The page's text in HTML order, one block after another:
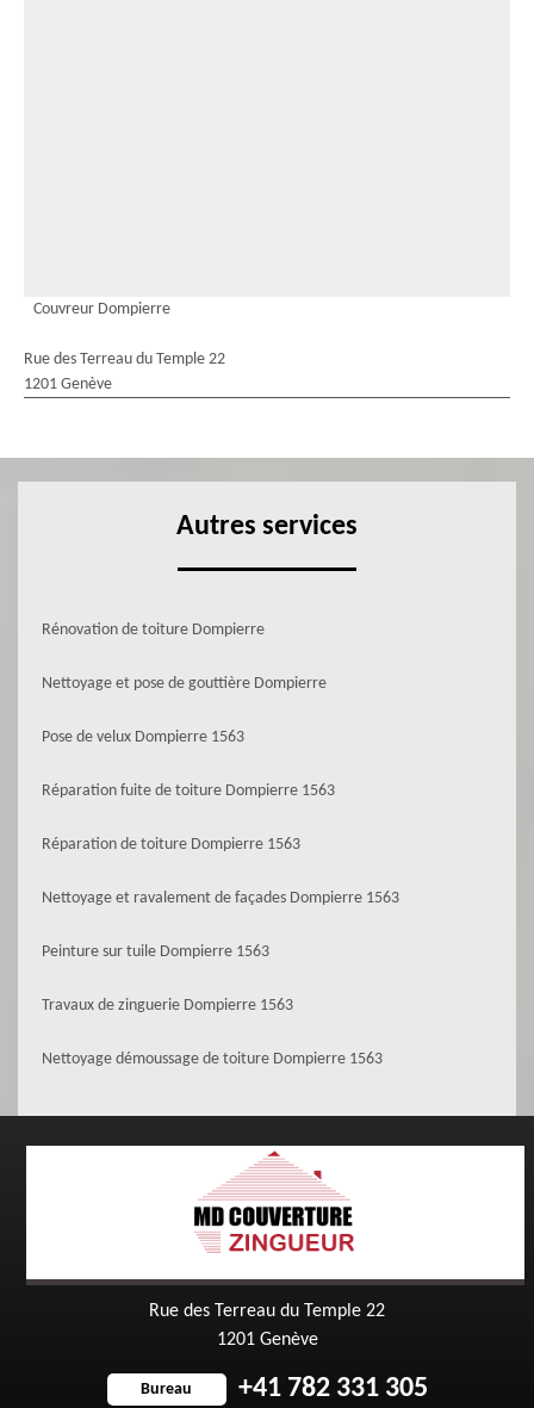
Couvreur Dompierre
Rue des Terreau du Temple 22
1201 Genève
Autres services
Rénovation de toiture Dompierre
Nettoyage et pose de gouttière Dompierre
Pose de velux Dompierre 1563
Réparation fuite de toiture Dompierre 1563
Réparation de toiture Dompierre 1563
Nettoyage et ravalement de façades Dompierre 1563
Peinture sur tuile Dompierre 1563
Travaux de zinguerie Dompierre 1563
Nettoyage démoussage de toiture Dompierre 1563
Rue des Terreau du Temple 22
1201 Genève
Bureau +41 782 331 305